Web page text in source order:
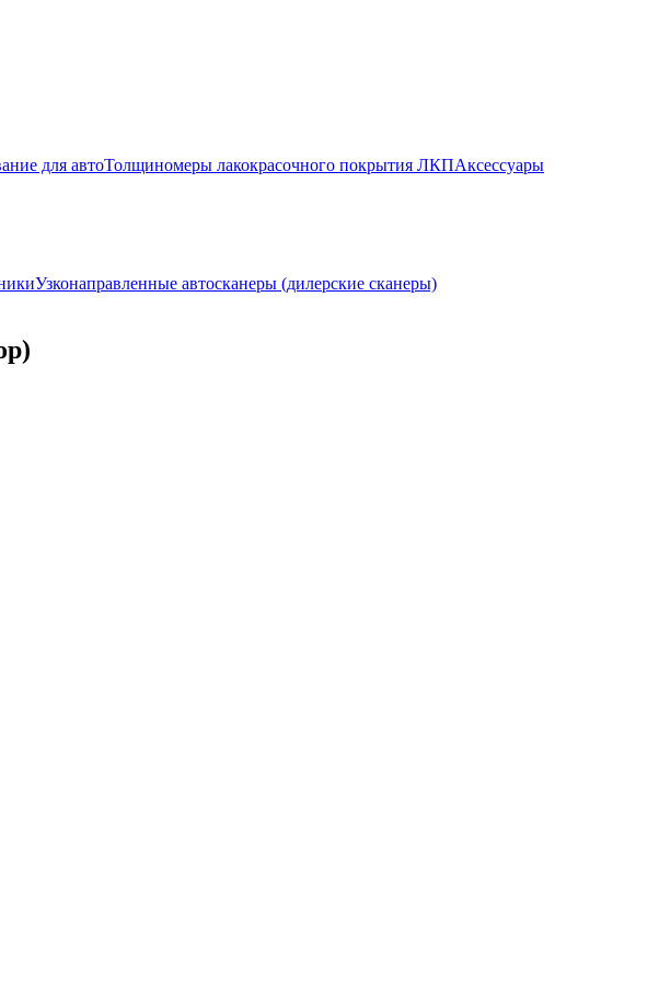
для автоТолщиномеры лакокрасочного покрытия ЛКПАксессуары
Узконаправленные автосканеры (дилерские сканеры)